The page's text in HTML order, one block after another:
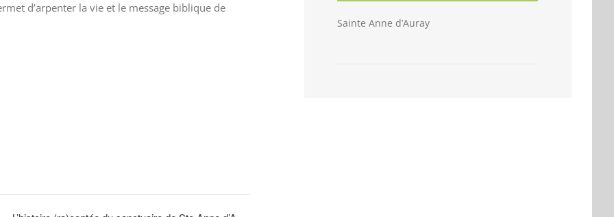
d’arpenter la vie et le message biblique de
Sainte Anne d’Auray